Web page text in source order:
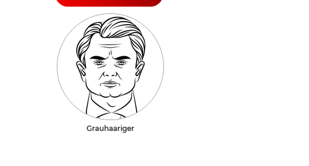
Grauhaariger